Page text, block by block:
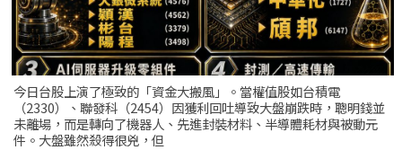
今日台股上演了極致的「資金大搬風」。當權值股如台積電
（2330）、聯發科（2454）因獲利回吐導致大盤崩跌時，聰明錢並
未離場，而是轉向了機器人、先進封裝材料、半導體耗材與被動元
件。大盤雖然殺得很兇，但